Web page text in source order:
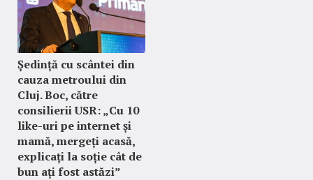
Ședință cu scântei din
cauza metroului din
Cluj. Boc, către
consilierii USR: „Cu 10
like-uri pe internet și
mamă, mergeți acasă,
explicați la soție cât de
bun ați fost astăzi”